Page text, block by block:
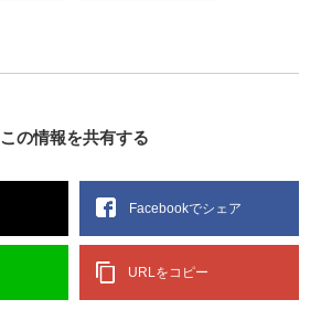
この情報を共有する
Facebookでシェア
URLをコピー